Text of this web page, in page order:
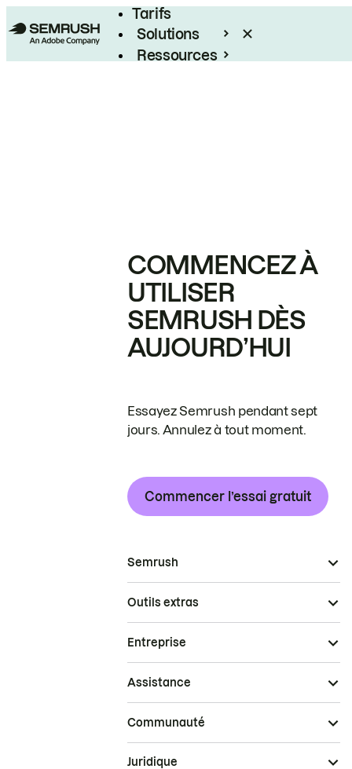
Tarifs
Solutions
Ressources
COMMENCEZ À
UTILISER
SEMRUSH DÈS
AUJOURD’HUI
Essayez Semrush pendant sept
jours. Annulez à tout moment.
Commencer l’essai gratuit
Semrush
Outils extras
Entreprise
Assistance
Communauté
Juridique